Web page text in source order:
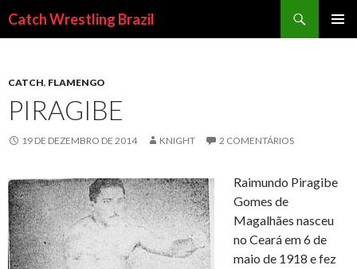
Catch Wrestling Brazil
CONTEÚDO
CATCH, FLAMENGO
PIRAGIBE
19 DE DEZEMBRO DE 2014 KNIGHT 2 COMENTÁRIOS
Raimundo Piragibe
Gomes de
Magalhães nasceu
no Ceará em 6 de
maio de 1918 e fez